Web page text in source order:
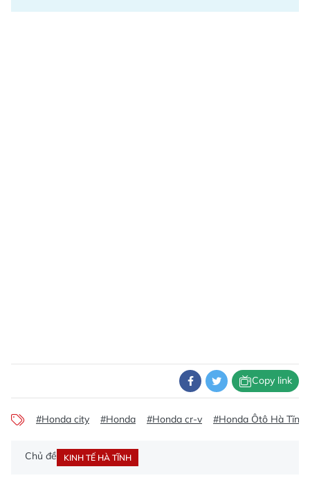
Copy link
#Honda city #Honda #Honda cr-v #Honda Ôtô Hà Tĩnh
Chủ đề KINH TẾ HÀ TĨNH